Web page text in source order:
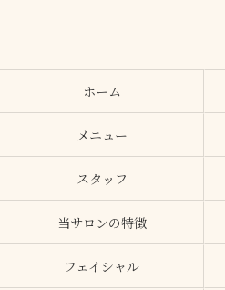
ホーム
メニュー
スタッフ
当サロンの特徴
フェイシャル